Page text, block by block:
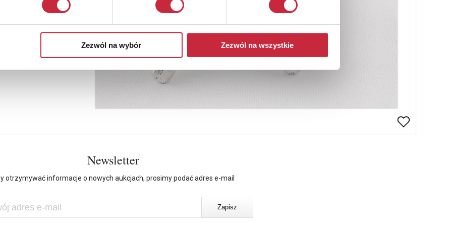
Zezwól na wybór Zezwól na wszystkie
Newsletter
otrzymywać informacje o nowych aukcjach, prosimy podać adres e-mail